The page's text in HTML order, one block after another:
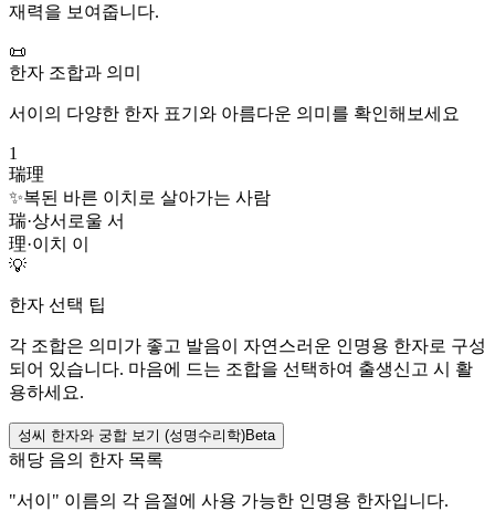
재력을 보여줍니다.
📜
한자 조합과 의미
서이 의 다양한 한자 표기와 아름다운 의미를 확인해보세요
1
瑞理
✨복된 바른 이치로 살아가는 사람
瑞·상서로울 서
理·이치 이
💡
한자 선택 팁
각 조합은 의미가 좋고 발음이 자연스러운 인명용 한자로 구성
되어 있습니다. 마음에 드는 조합을 선택하여 출생신고 시 활
용하세요.
성씨 한자와 궁합 보기 (성명수리학)Beta
해당 음의 한자 목록
"서이 " 이름의 각 음절에 사용 가능한 인명용 한자입니다.